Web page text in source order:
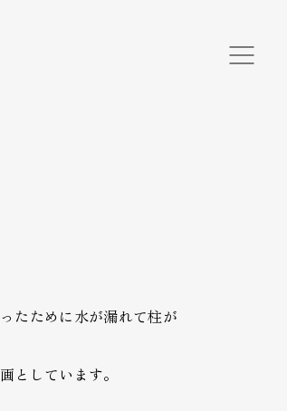
たために水が漏れて柱が
としています。